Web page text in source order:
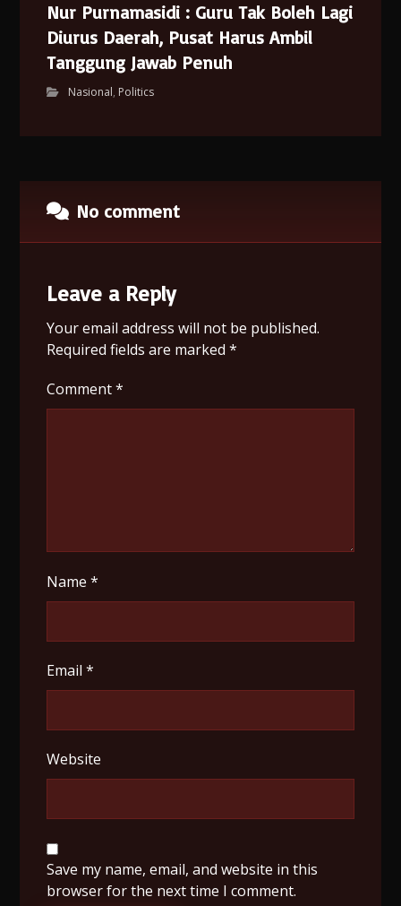
Nur Purnamasidi : Guru Tak Boleh Lagi
Diurus Daerah, Pusat Harus Ambil
Tanggung Jawab Penuh
Nasional, Politics
No comment
Leave a Reply
Your email address will not be published.
Required fields are marked*
Comment*
Name*
Email*
Website
Save my name, email, and website in this
browser for the next time I comment.